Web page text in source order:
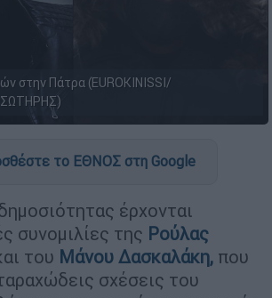
στην Πάτρα (EUROKINISSI/
το ΕΘΝΟΣ στη Google
έρχονται
συνομιλίες της Ρούλας
του Μάνου Δασκαλάκη, που
σχέσεις του